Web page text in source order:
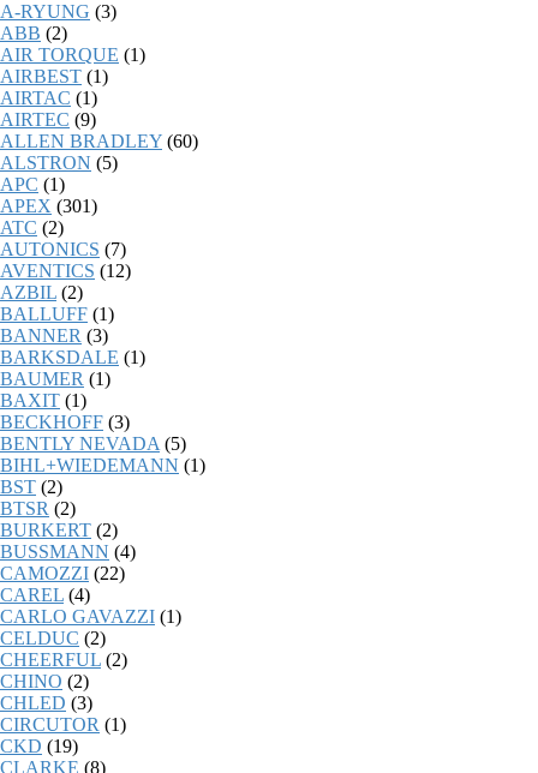
A-RYUNG (3)
ABB (2)
AIR TORQUE (1)
AIRBEST (1)
AIRTAC (1)
AIRTEC (9)
ALLEN BRADLEY (60)
ALSTRON (5)
APC (1)
APEX (301)
ATC (2)
AUTONICS (7)
AVENTICS (12)
AZBIL (2)
BALLUFF (1)
BANNER (3)
BARKSDALE (1)
BAUMER (1)
BAXIT (1)
BECKHOFF (3)
BENTLY NEVADA (5)
BIHL+WIEDEMANN (1)
BST (2)
BTSR (2)
BURKERT (2)
BUSSMANN (4)
CAMOZZI (22)
CAREL (4)
CARLO GAVAZZI (1)
CELDUC (2)
CHEERFUL (2)
CHINO (2)
CHLED (3)
CIRCUTOR (1)
CKD (19)
CLARKE (8)